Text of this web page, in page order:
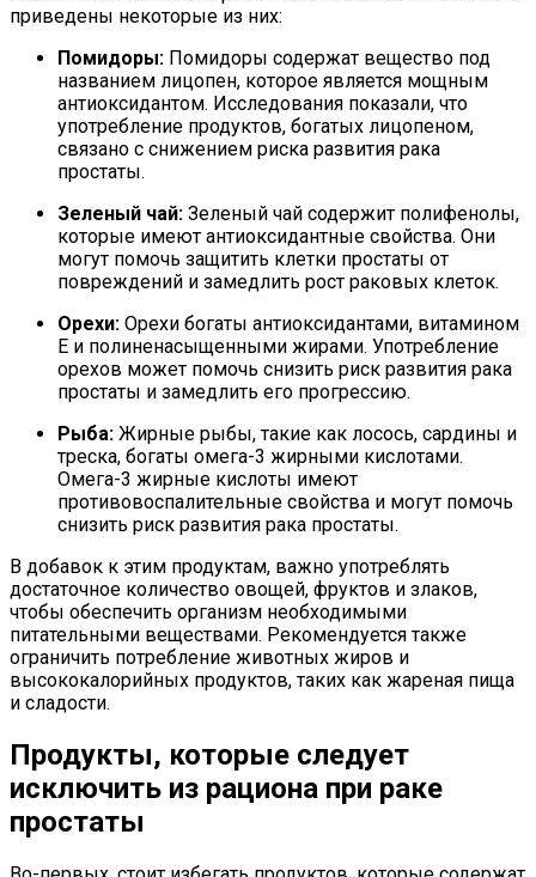
приведены некоторые из них:
Помидоры: Помидоры содержат вещество под
названием лицопен, которое является мощным
антиоксидантом. Исследования показали, что
употребление продуктов, богатых лицопеном,
связано с снижением риска развития рака
простаты.
Зеленый чай: Зеленый чай содержит полифенолы,
которые имеют антиоксидантные свойства. Они
могут помочь защитить клетки простаты от
повреждений и замедлить рост раковых клеток.
Орехи: Орехи богаты антиоксидантами, витамином
E и полиненасыщенными жирами. Употребление
орехов может помочь снизить риск развития рака
простаты и замедлить его прогрессию.
Рыба: Жирные рыбы, такие как лосось, сардины и
треска, богаты омега-3 жирными кислотами.
Омега-3 жирные кислоты имеют
противовоспалительные свойства и могут помочь
снизить риск развития рака простаты.
В добавок к этим продуктам, важно употреблять
достаточное количество овощей, фруктов и злаков,
чтобы обеспечить организм необходимыми
питательными веществами. Рекомендуется также
ограничить потребление животных жиров и
высококалорийных продуктов, таких как жареная пища
и сладости.
Продукты, которые следует
исключить из рациона при раке
простаты